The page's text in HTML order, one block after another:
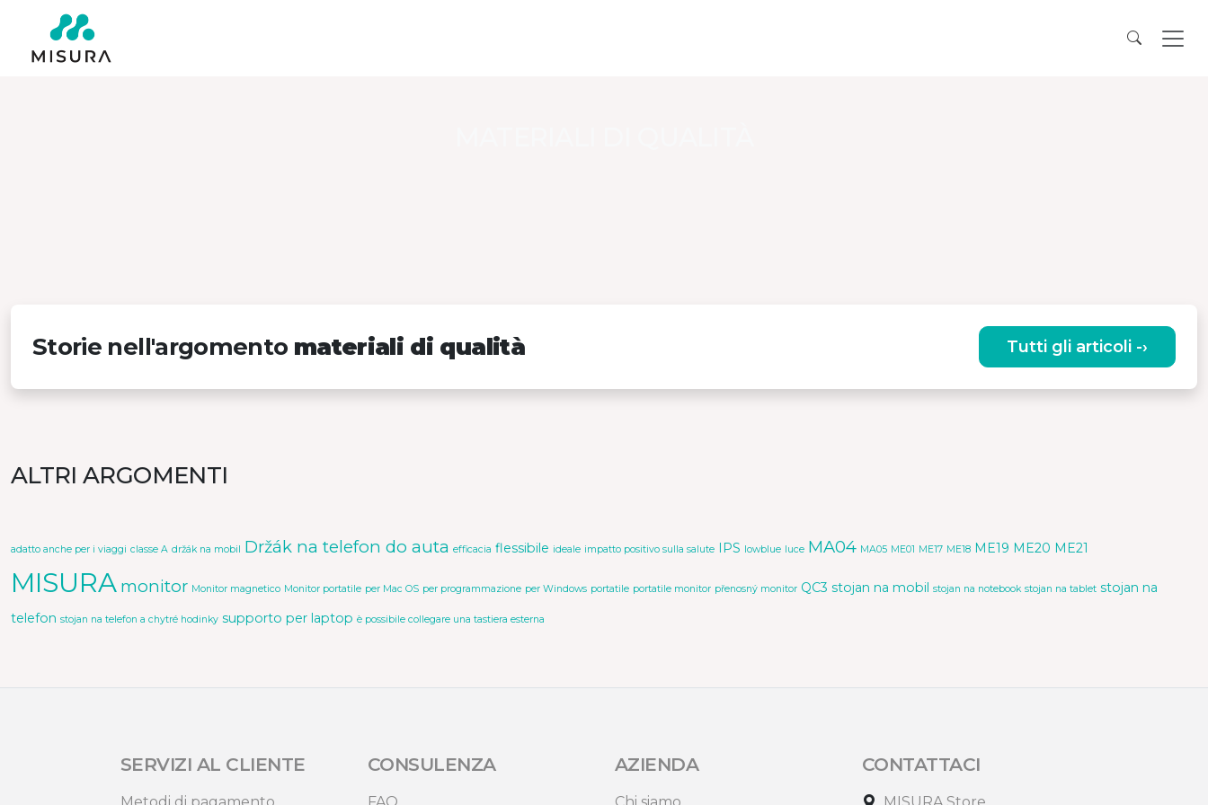
Storie nell'argomento materiali di qualità Tutti gli articoli -›
ALTRI ARGOMENTI
adatto anche per i viaggi classe A držák na mobil Držák na telefon do auta efficacia flessibile ideale impatto positivo sulla salute IPS lowblue luce MA04 MA05 ME01 ME17 ME18 ME19 ME20 ME21
MISURA monitor Monitor magnetico Monitor portatile per Mac OS per programmazione per Windows portatile portatile monitor přenosný monitor QC3 stojan na mobil stojan na notebook stojan na tablet stojan na
telefon stojan na telefon a chytré hodinky supporto per laptop è possibile collegare una tastiera esterna
SERVIZI AL CLIENTE CONSULENZA AZIENDA CONTATTACI